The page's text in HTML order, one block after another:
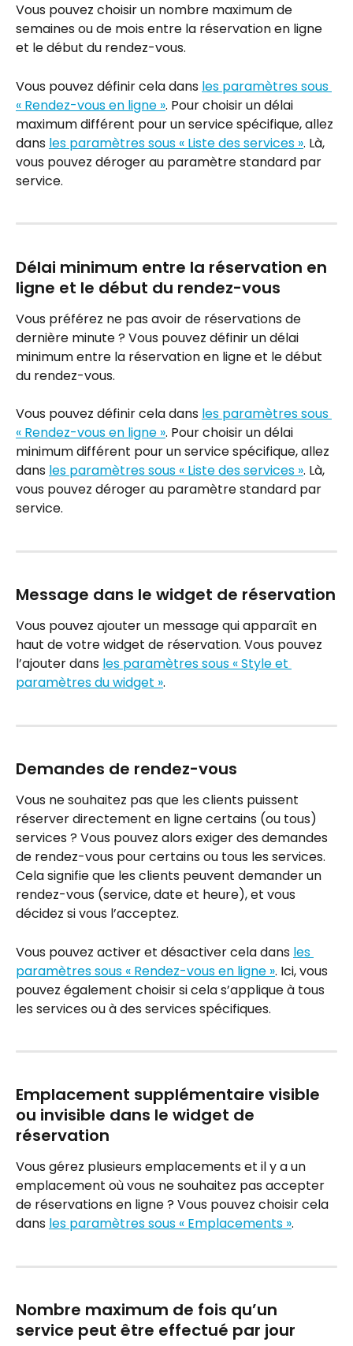
Vous pouvez choisir un nombre maximum de
semaines ou de mois entre la réservation en ligne
et le début du rendez-vous.
Vous pouvez définir cela dans les paramètres sous
« Rendez-vous en ligne ». Pour choisir un délai
maximum différent pour un service spécifique, allez
dans les paramètres sous « Liste des services ». Là,
vous pouvez déroger au paramètre standard par
service.
Délai minimum entre la réservation en
ligne et le début du rendez-vous
Vous préférez ne pas avoir de réservations de
dernière minute ? Vous pouvez définir un délai
minimum entre la réservation en ligne et le début
du rendez-vous.
Vous pouvez définir cela dans les paramètres sous
« Rendez-vous en ligne ». Pour choisir un délai
minimum différent pour un service spécifique, allez
dans les paramètres sous « Liste des services ». Là,
vous pouvez déroger au paramètre standard par
service.
Message dans le widget de réservation
Vous pouvez ajouter un message qui apparaît en
haut de votre widget de réservation. Vous pouvez
l’ajouter dans les paramètres sous « Style et
paramètres du widget ».
Demandes de rendez-vous
Vous ne souhaitez pas que les clients puissent
réserver directement en ligne certains (ou tous)
services ? Vous pouvez alors exiger des demandes
de rendez-vous pour certains ou tous les services.
Cela signifie que les clients peuvent demander un
rendez-vous (service, date et heure), et vous
décidez si vous l’acceptez.
Vous pouvez activer et désactiver cela dans les
paramètres sous « Rendez-vous en ligne ». Ici, vous
pouvez également choisir si cela s’applique à tous
les services ou à des services spécifiques.
Emplacement supplémentaire visible
ou invisible dans le widget de
réservation
Vous gérez plusieurs emplacements et il y a un
emplacement où vous ne souhaitez pas accepter
de réservations en ligne ? Vous pouvez choisir cela
dans les paramètres sous « Emplacements ».
Nombre maximum de fois qu’un
service peut être effectué par jour